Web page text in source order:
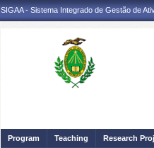
SIGAA - Sistema Integrado de Gestão de
Program
Teaching Research